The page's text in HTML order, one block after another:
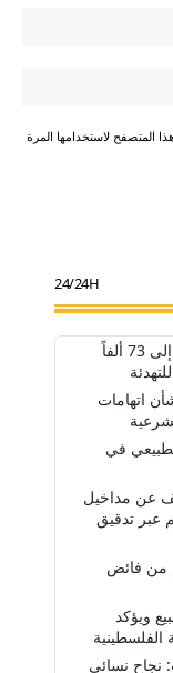
المتصفح لاستخدامها المرة
24/24H
ارتفاع حصيلة الضحايا في غزة إلى 73 ألفاً
اتهامات
في
عن مداخيل
درهم عبر تدقيق
درهم من فائض
ويؤكد
نجاح نسائي